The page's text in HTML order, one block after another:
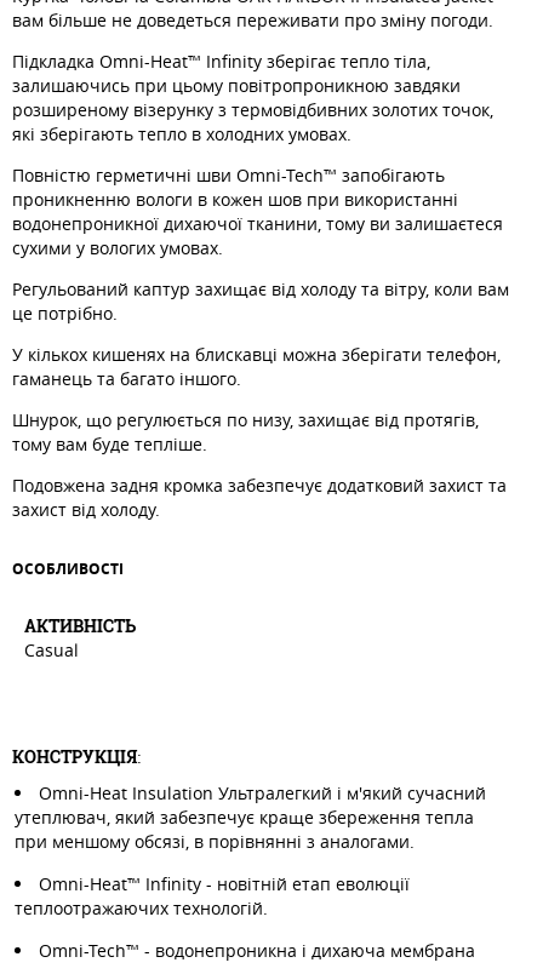
вам більше не доведеться переживати про зміну погоди.
Підкладка Omni-Heat™ Infinity зберігає тепло тіла,
залишаючись при цьому повітропроникною завдяки
розширеному візерунку з термовідбивних золотих точок,
які зберігають тепло в холодних умовах.
Повністю герметичні шви Omni-Tech™ запобігають
проникненню вологи в кожен шов при використанні
водонепроникної дихаючої тканини, тому ви залишаєтеся
сухими у вологих умовах.
Регульований каптур захищає від холоду та вітру, коли вам
це потрібно.
У кількох кишенях на блискавці можна зберігати телефон,
гаманець та багато іншого.
Шнурок, що регулюється по низу, захищає від протягів,
тому вам буде тепліше.
Подовжена задня кромка забезпечує додатковий захист та
захист від холоду.
ОСОБЛИВОСТI
АКТИВНIСТЬ
Casual
КОНСТРУКЦІЯ:
Omni-Heat Insulation Ультралегкий і м'який сучасний
утеплювач, який забезпечує краще збереження тепла
при меншому обсязі, в порівнянні з аналогами.
Omni-Heat™ Infinity - новітній етап еволюції
теплоотражаючих технологій.
Omni-Tech™ - водонепроникна і дихаюча мембрана